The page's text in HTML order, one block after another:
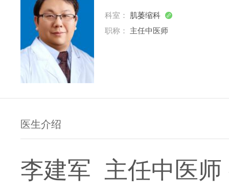
科室： 肌萎缩科 
职称： 主任中医师
医生介绍
李建军 主任中医师